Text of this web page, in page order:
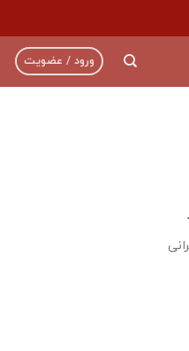
ورود / عضویت